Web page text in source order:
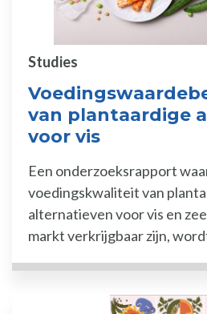
van plantaardige
voor vis
Studies
Een onderzoeksrapport
voedingskwaliteit van
alternatieven voor vis en
markt verkrijgbaar zijn,